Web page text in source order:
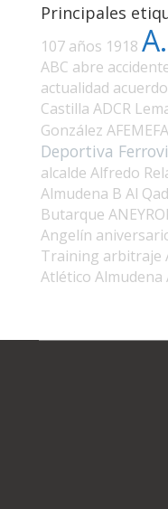
Principales
107 años 1918
ABC abre
actualidad acuerdo
Castilla ADCR
González AFEMEFA
Deportiva
alcalde Alfredo
Almudena B Al
Butarque
Angelín
Training arbitraje
Atlético Almudena